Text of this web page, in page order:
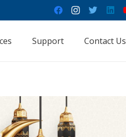
Support Contact Us